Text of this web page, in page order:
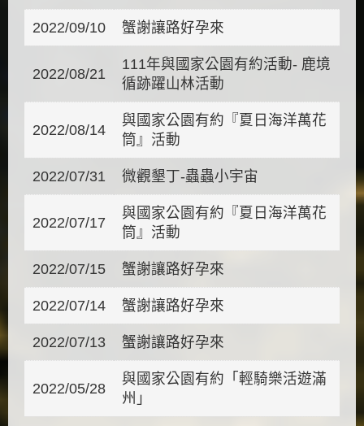
2022/09/10 蟹謝讓路好孕來
2022/08/21
111年與國家公園有約活動- 鹿境
循跡躍山林活動
2022/08/14
與國家公園有約『夏日海洋萬花
筒』活動
2022/07/31 微觀墾丁-蟲蟲小宇宙
2022/07/17
與國家公園有約『夏日海洋萬花
筒』活動
2022/07/15 蟹謝讓路好孕來
2022/07/14 蟹謝讓路好孕來
2022/07/13 蟹謝讓路好孕來
2022/05/28
與國家公園有約「輕騎樂活遊滿
州」